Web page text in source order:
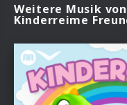
Weitere Musik
Kinderreime